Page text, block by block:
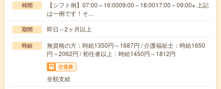
時間
【シフト例】07:00～16:0009:00～18:0017:00～09:00※ 上記
は一例です！そ…
期間 即日～2ヶ月以上
時給
無資格の方：時給1350円～1687円 / 介護福祉士：時給1650
円～2062円 / 初任者以上：時給1450円～1812円
交通費
全額支給